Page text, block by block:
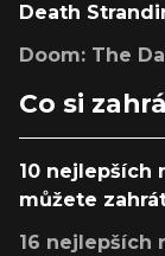
Death
Doom: The
Co si
10 nejlepších
můžete
16 nejlepších